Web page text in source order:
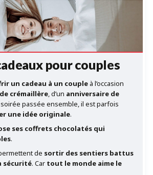
pour couples
un cadeau à un couple à l’occasion
crémaillère, d’un anniversaire de
soirée passée ensemble, il est parfois
une idée originale.
ses coffrets chocolatés qui
.
de sortir des sentiers battus
sécurité. Car tout le monde aime le